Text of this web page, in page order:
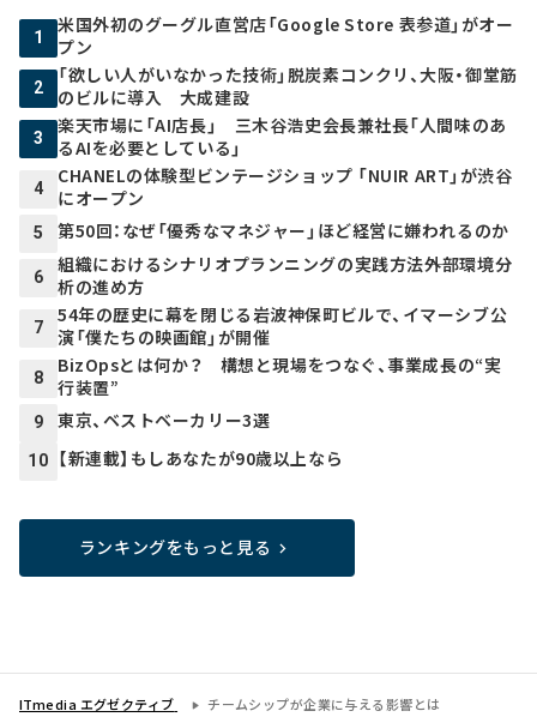
1
米国外初のグーグル直営店「Google Store 表参道」がオー
プン
2
「欲しい人がいなかった技術」脱炭素コンクリ、大阪・御堂筋
のビルに導入 大成建設
3
楽天市場に「AI店長」 三木谷浩史会長兼社長「人間味のあ
るAIを必要としている」
4
CHANELの体験型ビンテージショップ 「NUIR ART」が渋谷
にオープン
5 第50回：なぜ「優秀なマネジャー」ほど経営に嫌われるのか
6
組織におけるシナリオプランニングの実践方法――外部環境分
析の進め方
7
54年の歴史に幕を閉じる岩波神保町ビルで、イマーシブ公
演「僕たちの映画館」が開催
8
BizOpsとは何か？ 構想と現場をつなぐ、事業成長の“実
行装置”
9 東京、ベストベーカリー3選
10 【新連載】もしあなたが90歳以上なら
ランキングをもっと見る
ITmedia エグゼクティブ チームシップが企業に与える影響とは